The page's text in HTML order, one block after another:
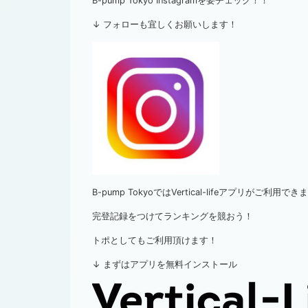
↓ フォローも宜しくお願いします！
B-pump TokyoではVertical-lifeアプリがご利用でき
完登記録をつけてランキングを競おう！
トポとしてもご利用頂けます！
↓ まずはアプリを無料インストール